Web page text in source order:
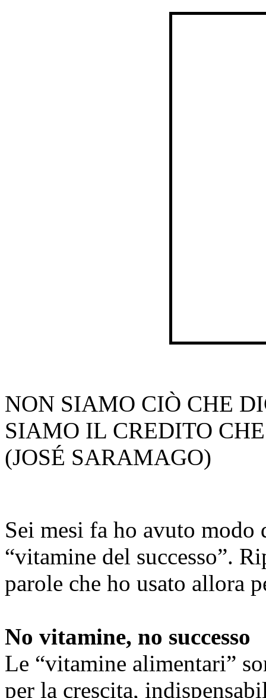
NON SIAMO CIÒ CHE
SIAMO IL CREDITO
(JOSÉ SARAMAGO)
Sei mesi fa ho avuto
“vitamine del successo”.
parole che ho usato allora
No vitamine, no successo
Le “vitamine alimentari”
per la crescita,